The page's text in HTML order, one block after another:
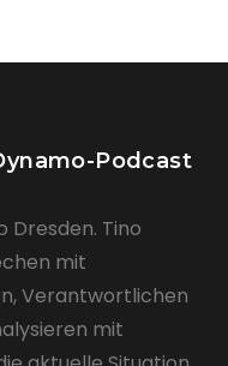
Podcast
Dresden. Tino
mit
Verantwortlichen
mit